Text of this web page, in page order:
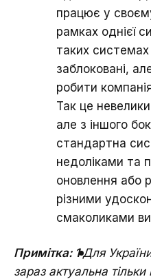
працює у
рамках однієї
таких системах
заблоковані,
робити
Так це
але з іншого
стандартна
недоліками та
оновлення або
різними
смаколиками
Примітка: 1 Для
зараз актуальна